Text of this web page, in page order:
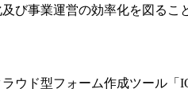
び事業運営の効率化を図る
ウド型フォーム作成ツール